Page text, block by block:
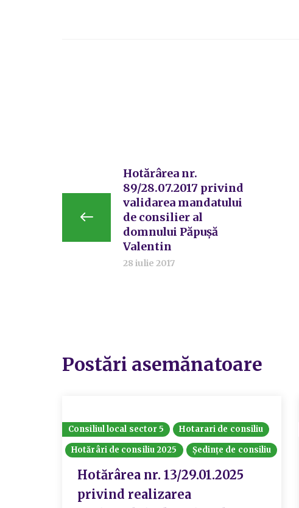
Hotărârea nr.
89/28.07.2017 privind
validarea mandatului
de consilier al
domnului Păpușă
Valentin
28 iulie 2017
Postări asemănatoare
Consiliul local sector 5
Hotarari de consiliu
Hotărâri de consiliu 2025
Ședințe de consiliu
Hotărârea nr. 13/29.01.2025
privind realizarea